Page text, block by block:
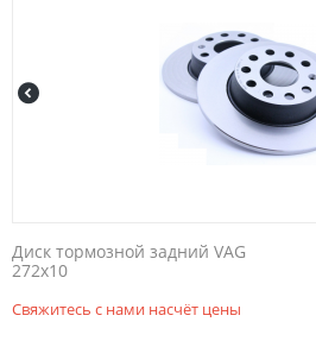
Диск тормозной задний VAG
272x10
Свяжитесь с нами насчёт цены